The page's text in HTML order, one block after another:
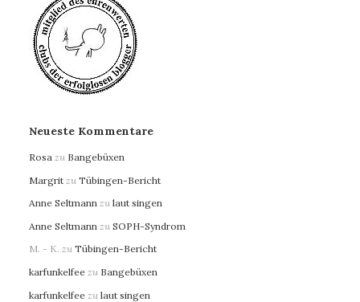
Neueste Kommentare
Rosa zu Bangebüxen
Margrit zu Tübingen-Bericht
Anne Seltmann zu laut singen
Anne Seltmann zu SOPH-Syndrom
M. - K. zu Tübingen-Bericht
karfunkelfee zu Bangebüxen
karfunkelfee zu laut singen